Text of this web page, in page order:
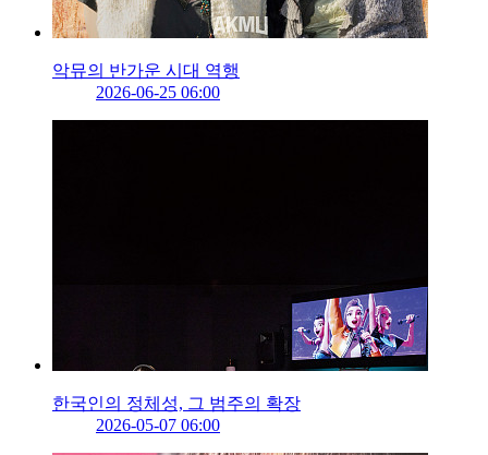
악뮤의 반가운 시대 역행
2026-06-25 06:00
한국인의 정체성, 그 범주의 확장
2026-05-07 06:00